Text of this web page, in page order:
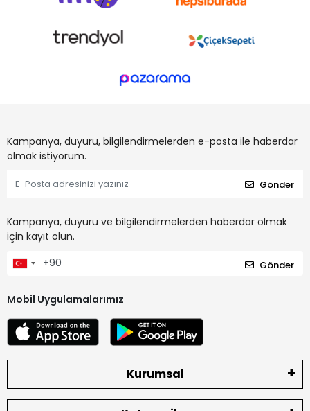
Kampanya, duyuru, bilgilendirmelerden e-posta ile haberdar
olmak istiyorum.
Gönder
Kampanya, duyuru ve bilgilendirmelerden haberdar olmak
için kayıt olun.
Gönder
Mobil Uygulamalarımız
Kurumsal